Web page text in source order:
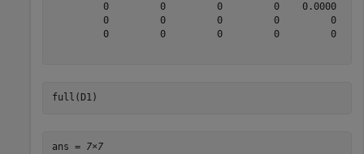
0         0         0         0    0.0000
0         0         0         0         0
0         0         0         0         0
full(D1)
ans = 7×7